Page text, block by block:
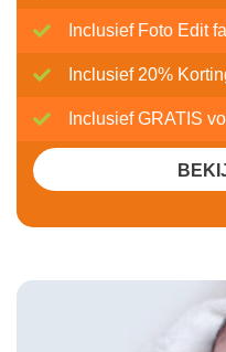
Inclusief Foto Edit
Inclusief 20%
Inclusief GRATIS